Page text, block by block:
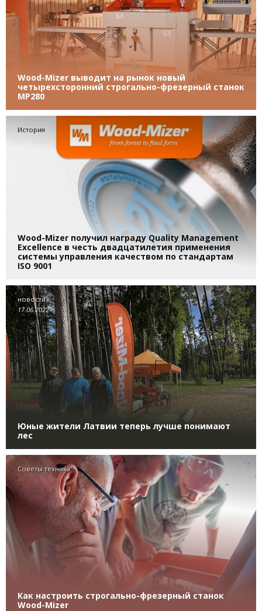
Wood-Mizer выводит на рынок новый
четырехсторонний строгально-фрезерный станок
MP280
История
Wood-Mizer получил награду Quality Management
Excellence в честь двадцатилетия применения
системы управления качеством по стандартам
ISO 9001
новости
17.06.2022
Юные жители Латвии теперь лучше понимают
лес
Советы техника
Как настроить строгально-фрезерный станок
Wood-Mizer